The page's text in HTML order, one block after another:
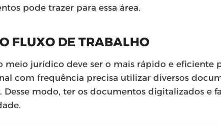
pode trazer para essa área.
FLUXO DE TRABALHO
meio jurídico deve ser o mais rápido e eficiente
com frequência precisa utilizar diversos
Desse modo, ter os documentos digitalizados e